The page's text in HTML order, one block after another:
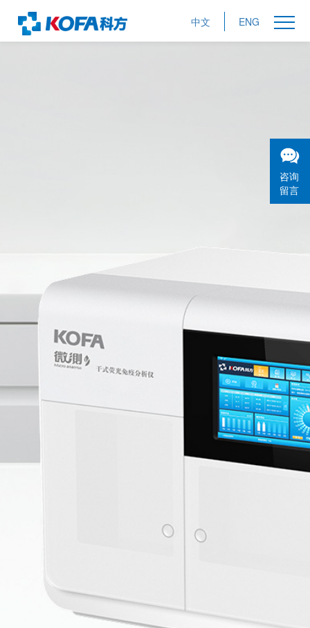
中文 ENG
咨询
留言